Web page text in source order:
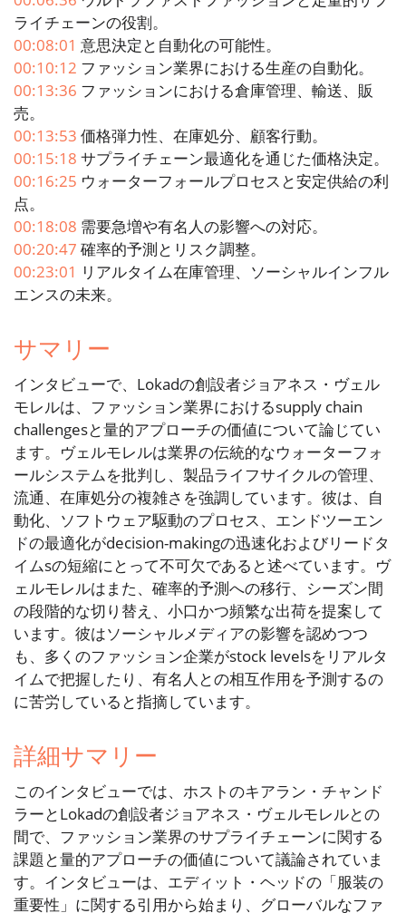
ライチェーンの役割。
00:08:01 意思決定と自動化の可能性。
00:10:12 ファッション業界における生産の自動化。
00:13:36 ファッションにおける倉庫管理、輸送、販
売。
00:13:53 価格弾力性、在庫処分、顧客行動。
00:15:18 サプライチェーン最適化を通じた価格決定。
00:16:25 ウォーターフォールプロセスと安定供給の利
点。
00:18:08 需要急増や有名人の影響への対応。
00:20:47 確率的予測とリスク調整。
00:23:01 リアルタイム在庫管理、ソーシャルインフル
エンスの未来。
サマリー
インタビューで、Lokadの創設者ジョアネス・ヴェル
モレルは、ファッション業界におけるsupply chain
challengesと量的アプローチの価値について論じてい
ます。ヴェルモレルは業界の伝統的なウォーターフォ
ールシステムを批判し、製品ライフサイクルの管理、
流通、在庫処分の複雑さを強調しています。彼は、自
動化、ソフトウェア駆動のプロセス、エンドツーエン
ドの最適化がdecision-makingの迅速化およびリードタ
イムsの短縮にとって不可欠であると述べています。ヴ
ェルモレルはまた、確率的予測への移行、シーズン間
の段階的な切り替え、小口かつ頻繁な出荷を提案して
います。彼はソーシャルメディアの影響を認めつつ
も、多くのファッション企業がstock levelsをリアルタ
イムで把握したり、有名人との相互作用を予測するの
に苦労していると指摘しています。
詳細サマリー
このインタビューでは、ホストのキアラン・チャンド
ラーとLokadの創設者ジョアネス・ヴェルモレルとの
間で、ファッション業界のサプライチェーンに関する
課題と量的アプローチの価値について議論されていま
す。インタビューは、エディット・ヘッドの「服装の
重要性」に関する引用から始まり、グローバルなファ